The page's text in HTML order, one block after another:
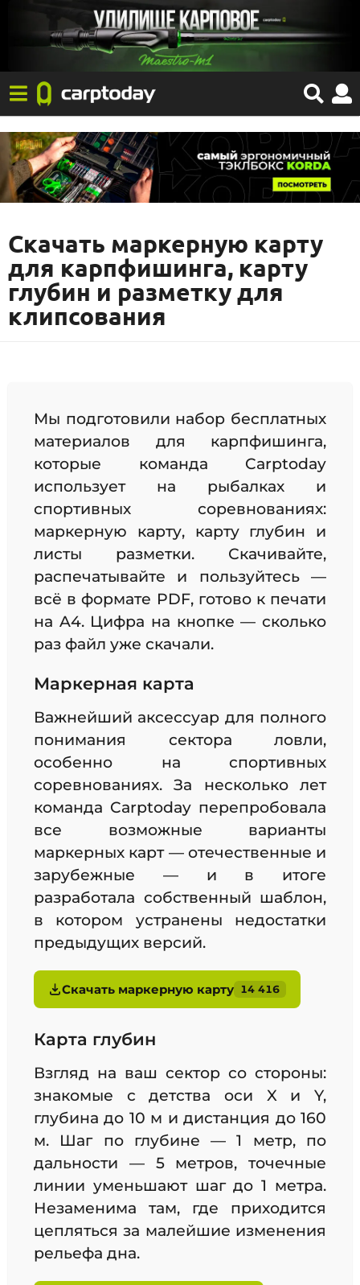
Скачать маркерную карту
для карпфишинга, карту
глубин и разметку для
клипсования
Мы подготовили набор бесплатных
материалов для карпфишинга,
которые команда Carptoday
использует на рыбалках и
спортивных соревнованиях:
маркерную карту, карту глубин и
листы разметки. Скачивайте,
распечатывайте и пользуйтесь —
всё в формате PDF, готово к печати
на A4. Цифра на кнопке — сколько
раз файл уже скачали.
Маркерная карта
Важнейший аксессуар для полного
понимания сектора ловли,
особенно на спортивных
соревнованиях. За несколько лет
команда Carptoday перепробовала
все возможные варианты
маркерных карт — отечественные и
зарубежные — и в итоге
разработала собственный шаблон,
в котором устранены недостатки
предыдущих версий.
Скачать маркерную карту 14 416
Карта глубин
Взгляд на ваш сектор со стороны:
знакомые с детства оси X и Y,
глубина до 10 м и дистанция до 160
м. Шаг по глубине — 1 метр, по
дальности — 5 метров, точечные
линии уменьшают шаг до 1 метра.
Незаменима там, где приходится
цепляться за малейшие изменения
рельефа дна.